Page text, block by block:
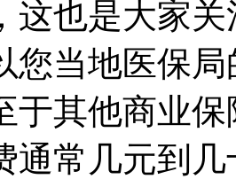
这也是大家
您当地医保
于其他商业
通常几元到